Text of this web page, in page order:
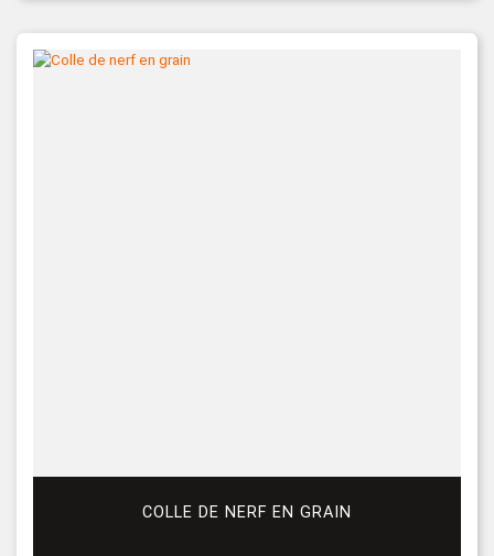
COLLE DE NERF EN GRAIN